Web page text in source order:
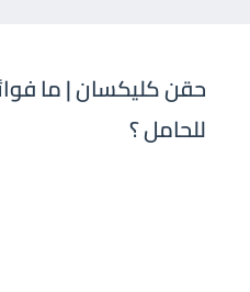
للحامل ؟